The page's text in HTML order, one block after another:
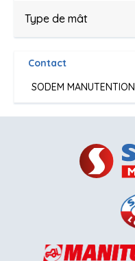
Type de mât
Contact
SODEM MANUTENTION